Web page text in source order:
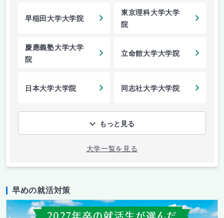
早稲田大学大学院
東京理科大学大学
院
慶應義塾大学大学
院
立命館大学大学院
日本大学大学院 同志社大学大学院
もっと見る
大学一覧を見る
早めの就活対策